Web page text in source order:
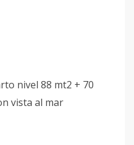
nivel 88 mt2 + 70
vista al mar